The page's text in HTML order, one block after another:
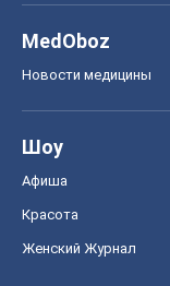
MedOboz
Новости медицины
Шоу
Афиша
Красота
Женский Журнал